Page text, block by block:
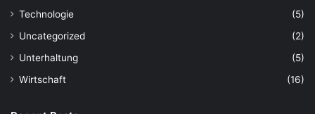
Technologie
(5)
Uncategorized
(2)
Unterhaltung
(5)
Wirtschaft
(16)